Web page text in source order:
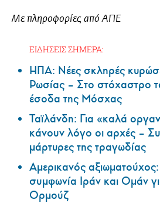
Με πληροφορίες από ΑΠΕ
ΕΙΔΗΣΕΙΣ ΣΗΜΕΡΑ:
ΗΠΑ: Nέες σκληρές
Ρωσίας – Στο στόχαστρο
έσοδα της Μόσχας
Ταϊλάνδη: Για «καλά
κάνουν λόγο οι αρχές –
μάρτυρες της τραγωδίας
Αμερικανός
συμφωνία Ιράν και Ομάν
Ορμούζ